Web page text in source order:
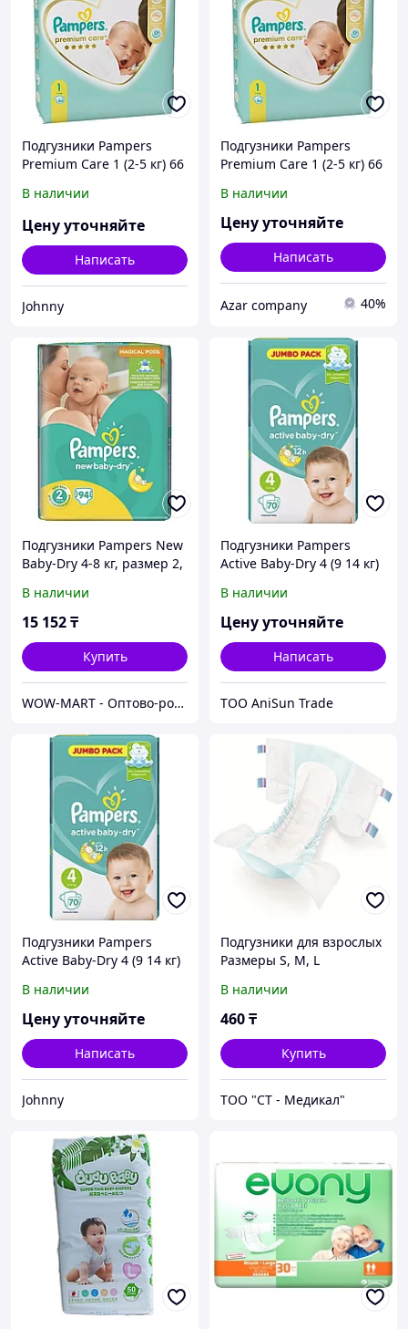
Подгузники Pampers
Premium Care 1 (2-5 кг) 66
В наличии
Цену уточняйте
Написать
Johnny
Подгузники Pampers
Premium Care 1 (2-5 кг) 66
В наличии
Цену уточняйте
Написать
Azar company 40%
Подгузники Pampers New
Baby-Dry 4-8 кг, размер 2,
В наличии
15 152₸
Купить
WOW-MART - Оптово-розничный Склад - товары на заказ до двери
Подгузники Pampers
Active Baby-Dry 4 (9 14 кг)
В наличии
Цену уточняйте
Написать
ТОО AniSun Trade
Подгузники Pampers
Active Baby-Dry 4 (9 14 кг)
В наличии
Цену уточняйте
Написать
Johnny
Подгузники для взрослых
Размеры S, M, L
В наличии
460₸
Купить
ТОО "СТ - Медикал"